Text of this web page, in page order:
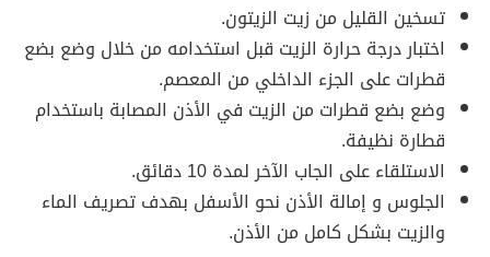
تسخين القليل من زيت الزيتون.
اختبار درجة حرارة الزيت قبل استخدامه من خلال وضع بضع
قطرات على الجزء الداخلي من المعصم.
وضع بضع قطرات من الزيت في الأذن المصابة باستخدام
قطارة نظيفة.
الاستلقاء على الجاب الآخر لمدة 10 دقائق.
الجلوس و إمالة الأذن نحو الأسفل بهدف تصريف الماء
والزيت بشكل كامل من الأذن.